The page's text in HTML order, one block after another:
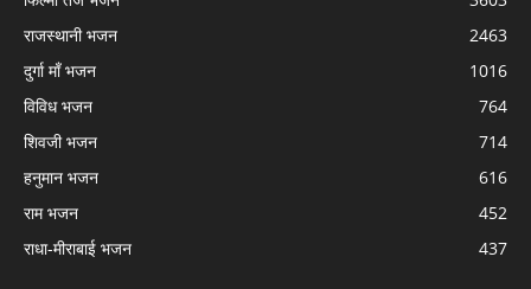
राजस्थानी भजन
2463
दुर्गा माँ भजन
1016
विविध भजन
764
शिवजी भजन
714
हनुमान भजन
616
राम भजन
452
राधा-मीराबाई भजन
437